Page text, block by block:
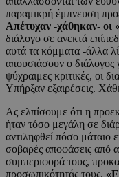
παραμικρή έμπνευση
Απέτυχαν -χάθηκαν- οι
διάλογο σε ανεκτά
αυτά τα κόμματα -άλλα
απουσιάσουν ο διάλογος
ψύχραιμες κριτικές, οι
Υπήρξαν εξαιρέσεις.
Ας ελπίσουμε ότι η
ήταν τόσο μεγάλη σε
αντιληφθεί πόσο μάταιο
σοβαρές αποφάσεις από
συμπεριφορά τους,
προσωπικότητάς τους.